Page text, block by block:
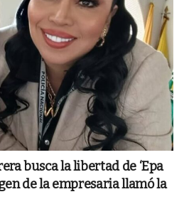
busca la libertad de ‘Epa
de la empresaria llamó la